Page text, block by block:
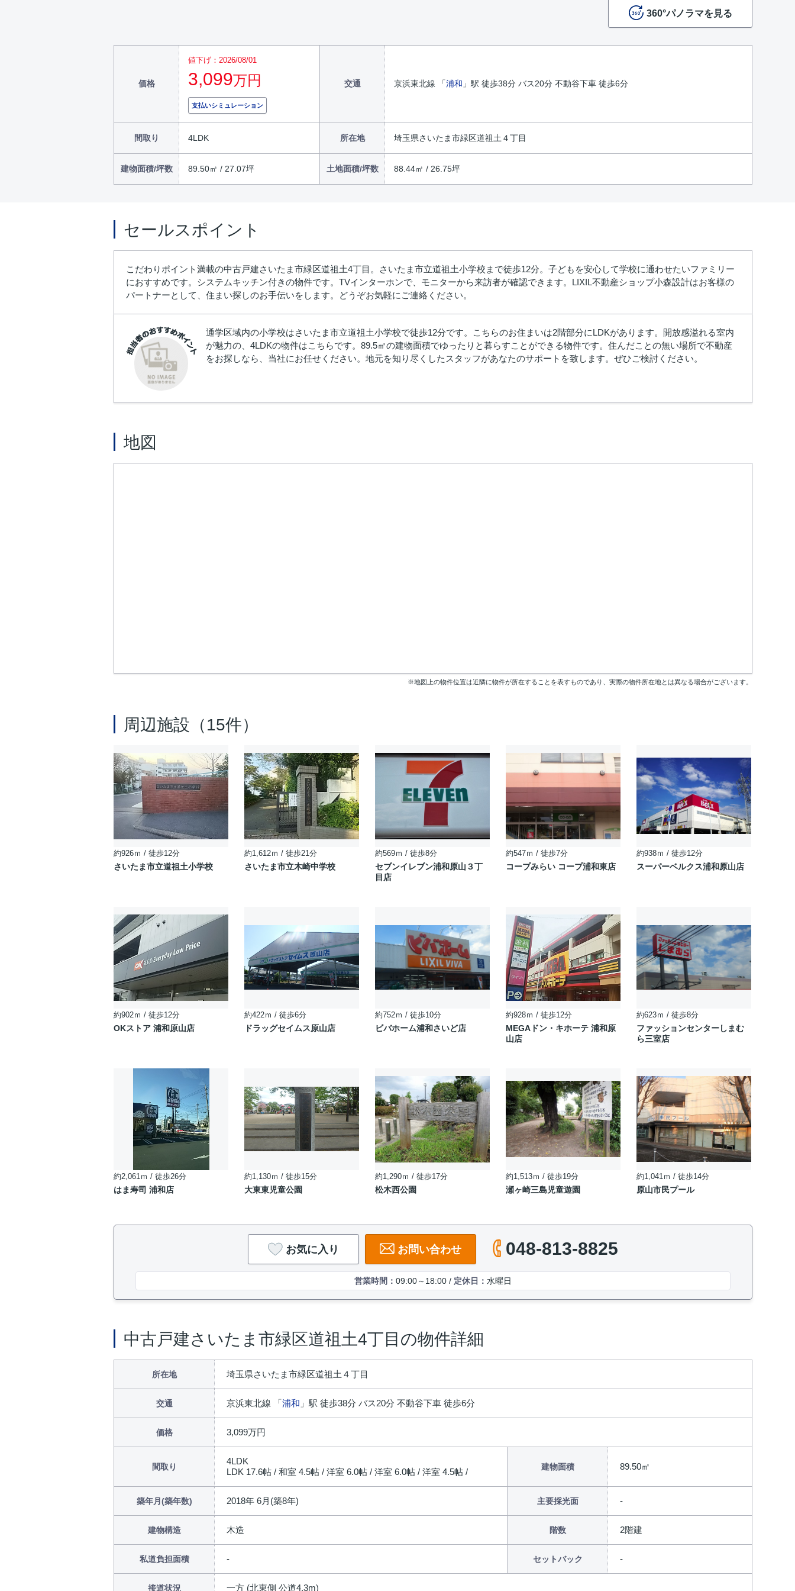
360°パノラマを見る
価格
値下げ：2026/08/01
3,099万円
支払いシミュレーション
交通 京浜東北線 「浦和 」駅 徒歩38分 バス20分 不動谷下車 徒歩6分
間取り 4LDK 所在地 埼玉県さいたま市緑区道祖土４丁目
建物面積/坪数 89.50㎡ / 27.07坪 土地面積/坪数 88.44㎡ / 26.75坪
セールスポイント
こだわりポイント満載の中古戸建さいたま市緑区道祖土4丁目。さいたま市立道祖土小学校まで徒歩12分。子どもを安心して学校に通わせたいファミリー
におすすめです。システムキッチン付きの物件です。TVインターホンで、モニターから来訪者が確認できます。LIXIL不動産ショップ小森設計はお客様の
パートナーとして、住まい探しのお手伝いをします。どうぞお気軽にご連絡ください。
通学区域内の小学校はさいたま市立道祖土小学校で徒歩12分です。こちらのお住まいは2階部分にLDKがあります。開放感溢れる室内
が魅力の、4LDKの物件はこちらです。89.5㎡の建物面積でゆったりと暮らすことができる物件です。住んだことの無い場所で不動産
をお探しなら、当社にお任せください。地元を知り尽くしたスタッフがあなたのサポートを致します。ぜひご検討ください。
地図
※地図上の物件位置は近隣に物件が所在することを表すものであり、実際の物件所在地とは異なる場合がございます。
周辺施設（15件）
約926ｍ / 徒歩12分
さいたま市立道祖土小学校
約1,612ｍ / 徒歩21分
さいたま市立木崎中学校
約569ｍ / 徒歩8分
セブンイレブン浦和原山３丁
目店
約547ｍ / 徒歩7分
コープみらい コープ浦和東店
約938ｍ / 徒歩12分
スーパーベルクス浦和原山店
約902ｍ / 徒歩12分
OKストア 浦和原山店
約422ｍ / 徒歩6分
ドラッグセイムス原山店
約752ｍ / 徒歩10分
ビバホーム浦和さいど店
約928ｍ / 徒歩12分
MEGAドン・キホーテ 浦和原
山店
約623ｍ / 徒歩8分
ファッションセンターしまむ
ら三室店
約2,061ｍ / 徒歩26分
はま寿司 浦和店
約1,130ｍ / 徒歩15分
大東東児童公園
約1,290ｍ / 徒歩17分
松木西公園
約1,513ｍ / 徒歩19分
瀬ヶ崎三島児童遊園
約1,041ｍ / 徒歩14分
原山市民プール
お気に入り お問い合わせ 048-813-8825
営業時間： 09:00～18:00 / 定休日： 水曜日
中古戸建さいたま市緑区道祖土4丁目の物件詳細
所在地 埼玉県さいたま市緑区道祖土４丁目
交通 京浜東北線 「浦和 」駅 徒歩38分 バス20分 不動谷下車 徒歩6分
価格 3,099万円
間取り
4LDK
LDK 17.6帖 / 和室 4.5帖 / 洋室 6.0帖 / 洋室 6.0帖 / 洋室 4.5帖 /
建物面積 89.50㎡
築年月(築年数) 2018年 6月(築8年) 主要採光面
建物構造 木造 階数 2階建
私道負担面積 セットバック
接道状況 一方 (北東側 公道4.3m)